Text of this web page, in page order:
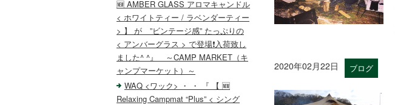
2020年02月22日 ブログ
🆕 AMBER GLASS アロマキャンドル
< ホワイトティー / ラベンダーティー
> 】 が ”ビンテージ感” たっぷりの
< アンバーグラス > で登場❗️入荷致し
ました^ ^』 ～CAMP MARKET（キ
ャンプマーケット）～
WAQ <ワック> ・ ・ 『 【 🆕
Relaxing Campmat “Plus” < シング